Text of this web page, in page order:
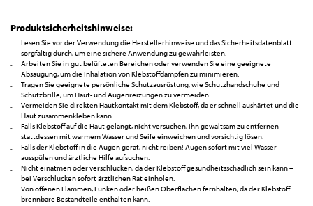
Produktsicherheitshinweise:
Lesen Sie vor der Verwendung die Herstellerhinweise und das Sicherheitsdatenblatt
sorgfältig durch, um eine sichere Anwendung zu gewährleisten.
Arbeiten Sie in gut belüfteten Bereichen oder verwenden Sie eine geeignete
Absaugung, um die Inhalation von Klebstoffdämpfen zu minimieren.
Tragen Sie geeignete persönliche Schutzausrüstung, wie Schutzhandschuhe und
Schutzbrille, um Haut- und Augenreizungen zu vermeiden.
Vermeiden Sie direkten Hautkontakt mit dem Klebstoff, da er schnell aushärtet und die
Haut zusammenkleben kann.
Falls Klebstoff auf die Haut gelangt, nicht versuchen, ihn gewaltsam zu entfernen –
stattdessen mit warmem Wasser und Seife einweichen und vorsichtig lösen.
Falls der Klebstoff in die Augen gerät, nicht reiben! Augen sofort mit viel Wasser
ausspülen und ärztliche Hilfe aufsuchen.
Nicht einatmen oder verschlucken, da der Klebstoff gesundheitsschädlich sein kann –
bei Verschlucken sofort ärztlichen Rat einholen.
Von offenen Flammen, Funken oder heißen Oberflächen fernhalten, da der Klebstoff
brennbare Bestandteile enthalten kann.